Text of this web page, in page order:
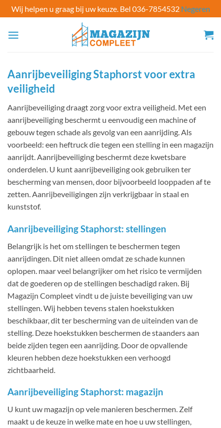
Wij helpen u graag bij uw keuze. Bel 036-7854532 Negeren
naar
Aanrijbeveiliging Staphorst voor extra
veiligheid
Aanrijbeveiliging draagt zorg voor extra veiligheid. Met een
aanrijbeveiliging beschermt u eenvoudig een machine of
gebouw tegen schade als gevolg van een aanrijding. Als
voorbeeld: een heftruck die tegen een stelling in een magazijn
aanrijdt. Aanrijbeveiliging beschermt deze kwetsbare
onderdelen. U kunt aanrijbeveiliging ook gebruiken ter
bescherming van mensen, door bijvoorbeeld looppaden af te
zetten. Aanrijbeveiligingen zijn verkrijgbaar in staal en
kunststof.
Aanrijbeveiliging Staphorst: stellingen
Belangrijk is het om stellingen te beschermen tegen
aanrijdingen. Dit niet alleen omdat ze schade kunnen
oplopen. maar veel belangrijker om het risico te vermijden
dat de goederen op de stellingen beschadigd raken. Bij
Magazijn Compleet vindt u de juiste beveiliging van uw
stellingen. Wij hebben tevens stalen hoekstukken
beschikbaar, dit ter bescherming van de uiteinden van de
stelling. Deze hoekstukken beschermen de staanders aan
beide zijden tegen een aanrijding. Door de opvallende
kleuren hebben deze hoekstukken een verhoogd
zichtbaarheid.
Aanrijbeveiliging Staphorst: magazijn
U kunt uw magazijn op vele manieren beschermen. Zelf
maakt u de keuze in welke mate en hoe u uw stellingen,